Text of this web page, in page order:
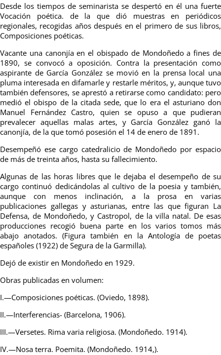
Desde los tiempos de seminarista se despertó en él una fuerte
Vocación poética. de la que dió muestras en periódicos
regionales, recogidas años después en el primero de sus libros,
Composiciones poéticas.
Vacante una canonjía en el obispado de Mondoñedo a fines de
1890, se convocó a oposición. Contra la presentación como
aspirante de García González se movió en la prensa local una
pluma interesada en difamarle y restarle méritos, y, aunque tuvo
también defensores, se aprestó a retirarse como candidato: pero
medió el obispo de la citada sede, que lo era el asturiano don
Manuel Fernández Castro, quien se opuso a que pudieran
prevalecer aquellas malas artes, y García González ganó la
canonjía, de la que tomó posesión el 14 de enero de 1891.
Desempeñó ese cargo catedralicio de Mondoñedo por espacio
de más de treinta años, hasta su fallecimiento.
Algunas de las horas libres que le dejaba el desempeño de su
cargo continuó dedicándolas al cultivo de la poesia y también,
aunque con menos inclinación, a la prosa en varias
publicaciones gallegas y asturianas, entre las que figuran La
Defensa, de Mondoñedo, y Castropol, de la villa natal. De esas
producciones recogió buena parte en los varios tomos más
abajo anotados. (Figura también en la Antología de poetas
españoles (1922) de Segura de la Garmilla).
Dejó de existir en Mondoñedo en 1929.
Obras publicadas en volumen:
I.—Composiciones poéticas. (Oviedo, 1898).
II.—Interferencias- (Barcelona, 1906).
III.—Versetes. Rima varia religiosa. (Mondoñedo. 1914).
IV.—Nosa terra. Poemita. (Mondoñedo. 1914,).